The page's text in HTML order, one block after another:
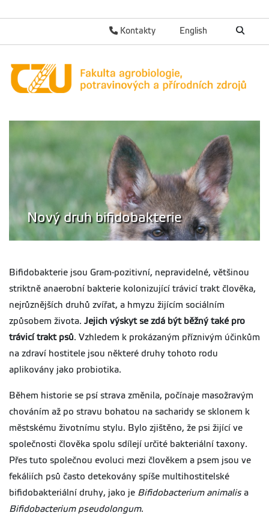
English
Kontakty
Nový druh bifidobakterie
Bifidobakterie jsou Gram-pozitivní, nepravidelné, většinou
striktně anaerobní bakterie kolonizující trávicí trakt člověka,
nejrůznějších druhů zvířat, a hmyzu žijícím sociálním
způsobem života. Jejich výskyt se zdá být běžný také pro
trávicí trakt psů. Vzhledem k prokázaným příznivým účinkům
na zdraví hostitele jsou některé druhy tohoto rodu
aplikovány jako probiotika.
Během historie se psí strava změnila, počínaje masožravým
chováním až po stravu bohatou na sacharidy se sklonem k
městskému životnímu stylu. Bylo zjištěno, že psi žijící ve
společnosti člověka spolu sdílejí určité bakteriální taxony.
Přes tuto společnou evoluci mezi člověkem a psem jsou ve
fekáliích psů často detekovány spíše multihostitelské
bifidobakteriální druhy, jako je Bifidobacterium animalisa
Bifidobacterium pseudolongum.